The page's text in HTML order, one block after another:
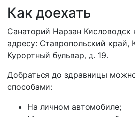
Как доехать
Санаторий Нарзан Кисловодск
адресу: Ставропольский край,
Курортный бульвар, д. 19.
Добраться до здравницы
способами:
На личном автомобиле;